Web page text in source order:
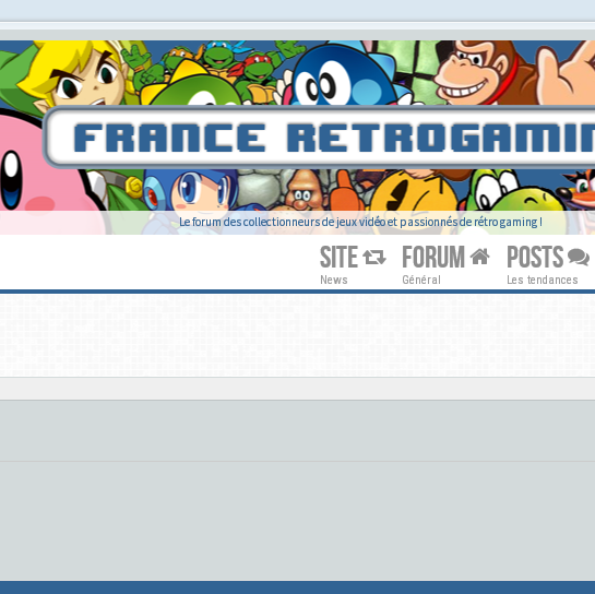
Le forum des collectionneurs de jeux vidéo et passionnés de rétro gaming !
SITE
News
FORUM
Général
POSTS
Les tendances